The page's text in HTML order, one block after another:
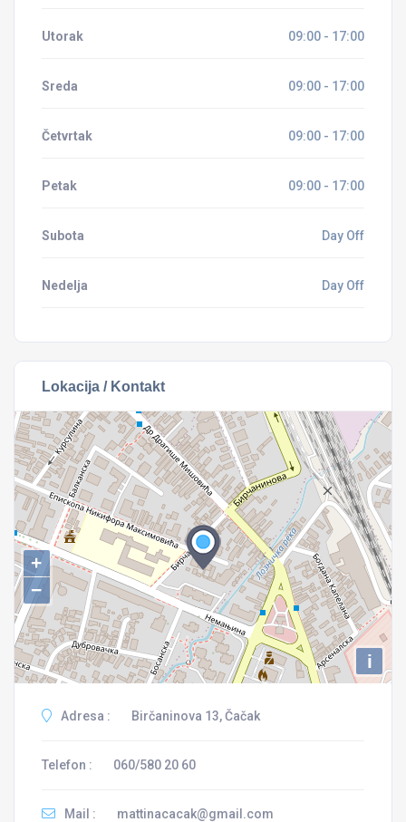
Utorak 09:00 - 17:00
Sreda 09:00 - 17:00
Četvrtak 09:00 - 17:00
Petak 09:00 - 17:00
Subota Day Off
Nedelja Day Off
Lokacija / Kontakt
+
−
i
Adresa : Birčaninova 13, Čačak
Telefon : 060/580 20 60
Mail : mattinacacak@gmail.com